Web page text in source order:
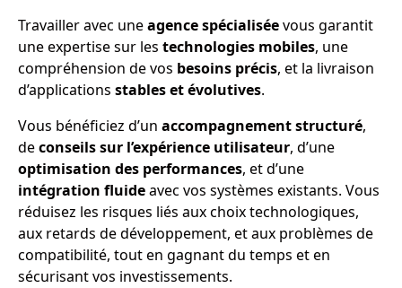
Travailler avec uneagence spécialiséevous garantit
une expertise sur les technologies mobiles, une
compréhension de vos besoins précis, et la livraison
d’applications stables et évolutives.
Vous bénéficiez d’un accompagnement structuré,
deconseils sur l’expérience utilisateur, d’une
optimisation des performances, et d’une
intégration fluideavec vos systèmes existants. Vous
réduisez les risques liés aux choix technologiques,
aux retards de développement, et aux problèmes de
compatibilité, tout en gagnant du temps et en
sécurisant vos investissements.